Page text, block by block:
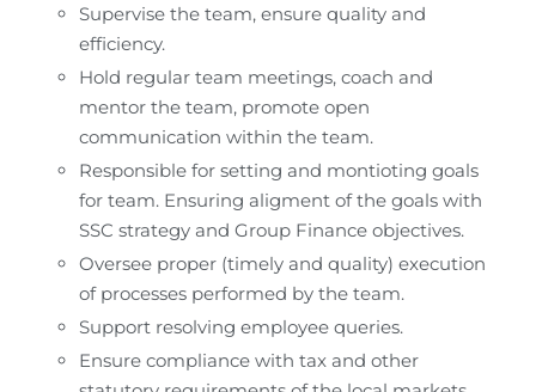
Supervise the team, ensure quality and
efficiency.
Hold regular team meetings, coach and
mentor the team, promote open
communication within the team.
Responsible for setting and montioting goals
for team. Ensuring aligment of the goals with
SSC strategy and Group Finance objectives.
Oversee proper (timely and quality) execution
of processes performed by the team.
Support resolving employee queries.
Ensure compliance with tax and other